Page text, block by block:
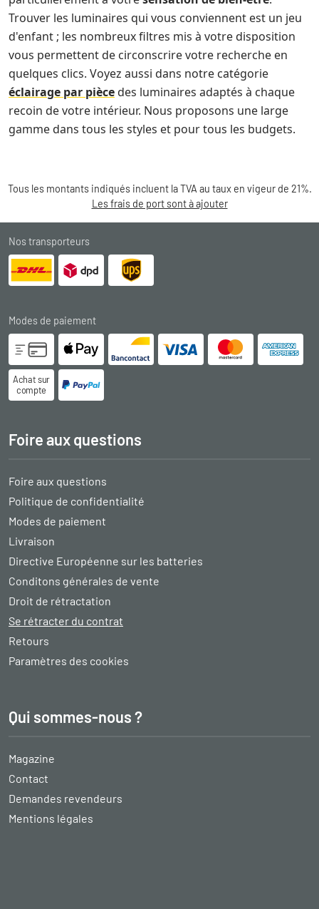
Trouver les luminaires qui vous conviennent est un jeu
d'enfant ; les nombreux filtres mis à votre disposition
vous permettent de circonscrire votre recherche en
quelques clics. Voyez aussi dans notre catégorie
éclairage par piècedes luminaires adaptés à chaque
recoin de votre intérieur. Nous proposons une large
gamme dans tous les styles et pour tous les budgets.
Tous les montants indiqués incluent la TVA au taux en vigeur de 21%.
Les frais de port sont à ajouter
Nos transporteurs
Modes de paiement
Achat sur
compte
Foire aux questions
Foire aux questions
Politique de confidentialité
Modes de paiement
Livraison
Directive Européenne sur les batteries
Conditons générales de vente
Droit de rétractation
Se rétracter du contrat
Retours
Paramètres des cookies
Qui sommes-nous ?
Magazine
Contact
Demandes revendeurs
Mentions légales